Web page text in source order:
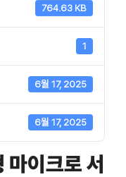
764.63 KB
1
6월 17, 2025
6월 17, 2025
이크로 서